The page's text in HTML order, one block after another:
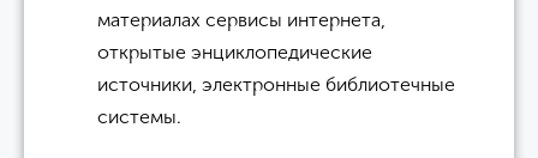
материалах сервисы интернета,
открытые энциклопедические
источники, электронные библиотечные
системы.